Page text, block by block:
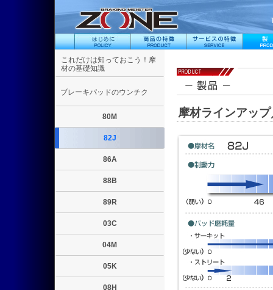
これだけは知っておこう！摩
材の基礎知識
ブレーキパッドのウンチク
80M
82J
86A
88B
89R
03C
04M
05K
08H
摩材ラインアッ